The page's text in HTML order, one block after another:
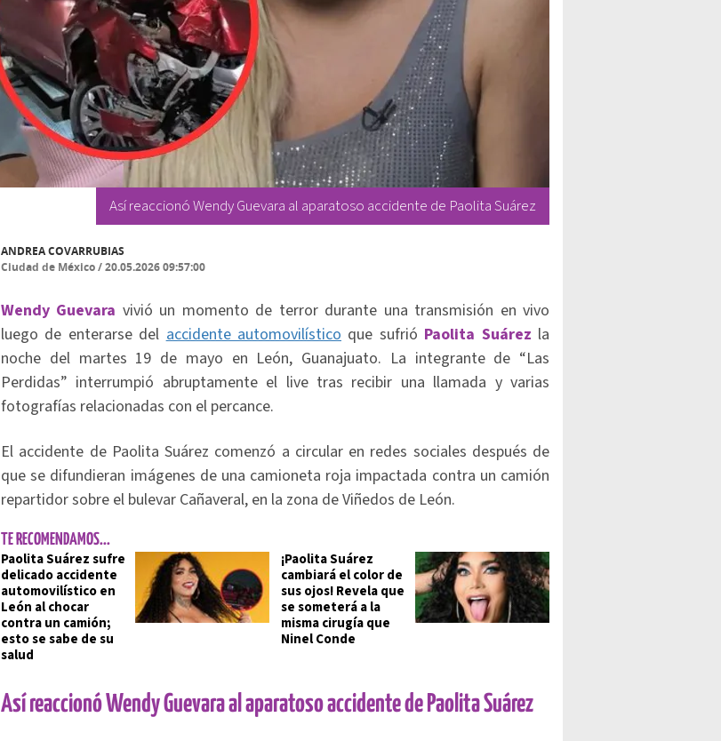
Así reaccionó Wendy Guevara al aparatoso accidente de Paolita Suárez
ANDREA COVARRUBIAS
Ciudad de México/20.05.2026 09:57:00
Wendy Guevara vivió un momento de terror durante una transmisión en vivo
luego de enterarse delaccidente automovilístico que sufrió Paolita Suárez la
noche del martes 19 de mayo en León, Guanajuato. La integrante de “Las
Perdidas” interrumpió abruptamente el live tras recibir una llamada y varias
fotografías relacionadas con el percance.
El accidente de Paolita Suárez comenzó a circular en redes sociales después de
que se difundieran imágenes de una camioneta roja impactada contra un camión
repartidor sobre el bulevar Cañaveral, en la zona de Viñedos de León.
TE RECOMENDAMOS...
Paolita Suárez sufre
delicado accidente
automovilístico en
León al chocar
contra un camión;
esto se sabe de su
salud
¡Paolita Suárez
cambiará el color de
sus ojos! Revela que
se someterá a la
misma cirugía que
Ninel Conde
Así reaccionó Wendy Guevara al aparatoso accidente de Paolita Suárez